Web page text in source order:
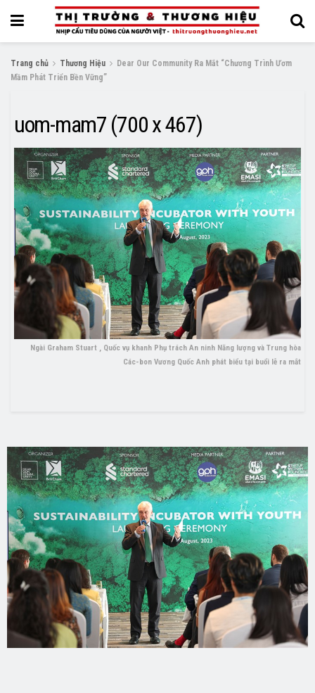
Trang chủ Thương Hiệu
Dear Our Community Ra Mắt “Chương Trình Ươm
Mầm Phát Triển Bền Vững”
uom-mam7 (700 x 467)
Ngài Graham Stuart , Quốc vụ khanh Phụ trách An ninh Năng lượng và Trung hòa
Các-bon Vương Quốc Anh phát biểu tại buổi lễ ra mắt